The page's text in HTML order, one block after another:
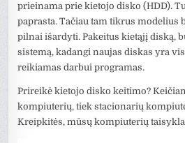
prieinama prie kietojo disko (HDD).
paprasta. Tačiau tam tikrus modelius
pilnai išardyti. Pakeitus kietąjį diską,
sistemą, kadangi naujas diskas yra
reikiamas darbui programas.
Prireikė kietojo disko keitimo?
kompiuterių, tiek stacionarių
Kreipkitės, mūsų kompiuterių